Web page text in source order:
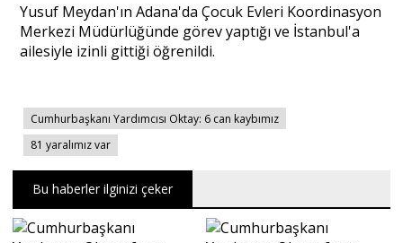
Yusuf Meydan'ın Adana'da Çocuk Evleri Koordinasyon
Merkezi Müdürlüğünde görev yaptığı ve İstanbul'a
ailesiyle izinli gittiği öğrenildi.
Cumhurbaşkanı Yardımcısı Oktay: 6 can kaybımız
81 yaralımız var
Bu haberler ilginizi çeker